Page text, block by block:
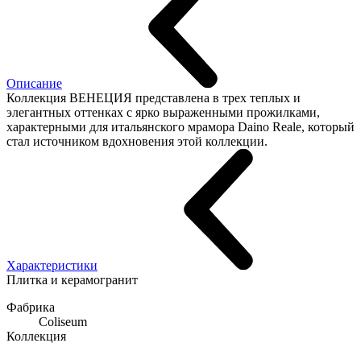
Описание
Коллекция ВЕНЕЦИЯ представлена в трех теплых и
элегантных оттенках c ярко выраженными прожилками,
характерными для итальянского мрамора Daino Reale, который
стал источником вдохновения этой коллекции.
Характеристики
Плитка и керамогранит
Фабрика
Coliseum
Коллекция